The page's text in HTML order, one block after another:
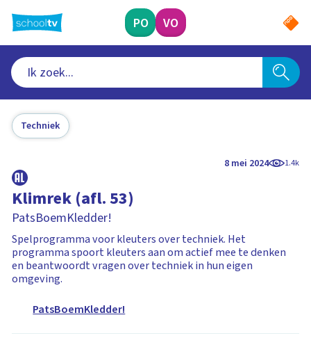
naar
hoofdinhoud
PO VO
Techniek
8 mei 2024 1.4k
Klimrek (afl. 53)
PatsBoemKledder!
Spelprogramma voor kleuters over techniek. Het
programma spoort kleuters aan om actief mee te denken
en beantwoordt vragen over techniek in hun eigen
omgeving.
PatsBoemKledder!